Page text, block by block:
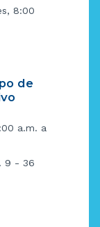
8:00
de
a.m. a
9 - 36